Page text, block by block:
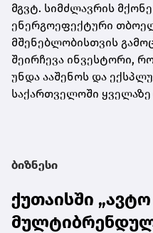
მგვტ. სიმძლავრის
ენერგოეფექტური
მშენებლობისთვის
შეირჩევა ინვესტორი,
უნდა ააშენოს და
საქართველოში
ბიზნესი
ქუთაისში